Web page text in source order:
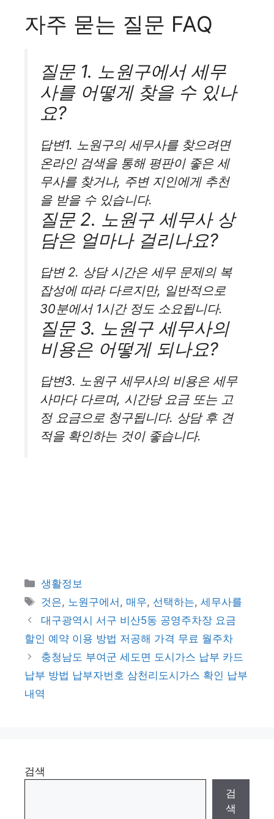
자주 묻는 질문 FAQ
질문 1. 노원구에서 세무
사를 어떻게 찾을 수 있나
요?
답변1. 노원구의 세무사를 찾으려면
온라인 검색을 통해 평판이 좋은 세
무사를 찾거나, 주변 지인에게 추천
을 받을 수 있습니다.
질문 2. 노원구 세무사 상
담은 얼마나 걸리나요?
답변 2. 상담 시간은 세무 문제의 복
잡성에 따라 다르지만, 일반적으로
30분에서 1시간 정도 소요됩니다.
질문 3. 노원구 세무사의
비용은 어떻게 되나요?
답변3. 노원구 세무사의 비용은 세무
사마다 다르며, 시간당 요금 또는 고
정 요금으로 청구됩니다. 상담 후 견
적을 확인하는 것이 좋습니다.
카
테
고
리
생활정보
태
그
것은, 노원구에서 , 매우, 선택하는,세무사를
대구광역시 서구 비산5동 공영주차장 요금
할인 예약 이용 방법 저공해 가격 무료 월주차
충청남도 부여군 세도면 도시가스 납부 카드
납부 방법 납부자번호 삼천리도시가스 확인 납부
내역
검색
검
색